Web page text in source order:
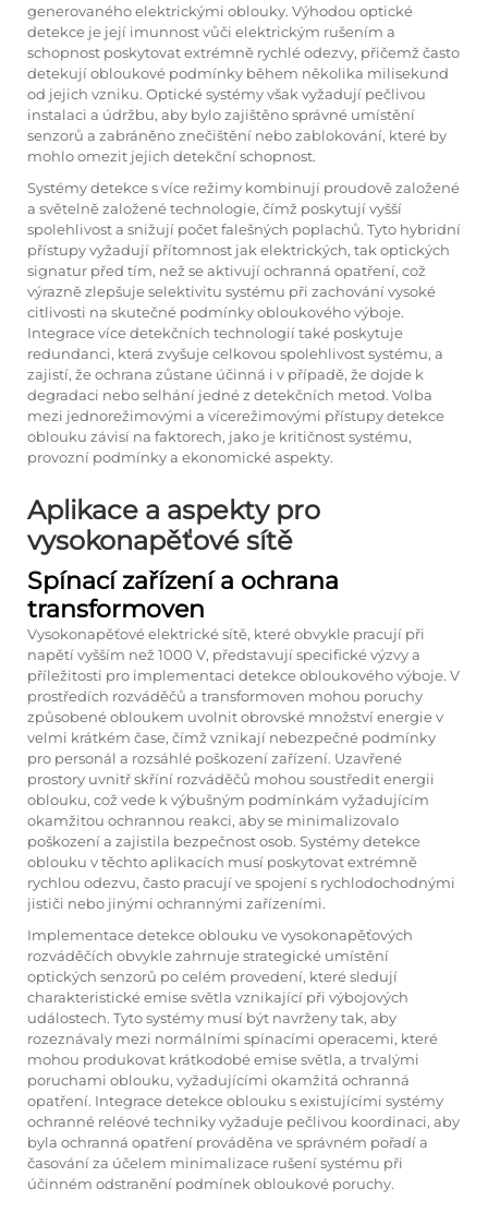
generovaného elektrickými oblouky. Výhodou optické
detekce je její imunnost vůči elektrickým rušením a
schopnost poskytovat extrémně rychlé odezvy, přičemž často
detekují obloukové podmínky během několika milisekund
od jejich vzniku. Optické systémy však vyžadují pečlivou
instalaci a údržbu, aby bylo zajištěno správné umístění
senzorů a zabráněno znečištění nebo zablokování, které by
mohlo omezit jejich detekční schopnost.
Systémy detekce s více režimy kombinují proudově založené
a světelně založené technologie, čímž poskytují vyšší
spolehlivost a snižují počet falešných poplachů. Tyto hybridní
přístupy vyžadují přítomnost jak elektrických, tak optických
signatur před tím, než se aktivují ochranná opatření, což
výrazně zlepšuje selektivitu systému při zachování vysoké
citlivosti na skutečné podmínky obloukového výboje.
Integrace více detekčních technologií také poskytuje
redundanci, která zvyšuje celkovou spolehlivost systému, a
zajistí, že ochrana zůstane účinná i v případě, že dojde k
degradaci nebo selhání jedné z detekčních metod. Volba
mezi jednorežimovými a vícerežimovými přístupy detekce
oblouku závisí na faktorech, jako je kritičnost systému,
provozní podmínky a ekonomické aspekty.
Aplikace a aspekty pro
vysokonapěťové sítě
Spínací zařízení a ochrana
transformoven
Vysokonapěťové elektrické sítě, které obvykle pracují při
napětí vyšším než 1000 V, představují specifické výzvy a
příležitosti pro implementaci detekce obloukového výboje. V
prostředích rozváděčů a transformoven mohou poruchy
způsobené obloukem uvolnit obrovské množství energie v
velmi krátkém čase, čímž vznikají nebezpečné podmínky
pro personál a rozsáhlé poškození zařízení. Uzavřené
prostory uvnitř skříní rozváděčů mohou soustředit energii
oblouku, což vede k výbušným podmínkám vyžadujícím
okamžitou ochrannou reakci, aby se minimalizovalo
poškození a zajistila bezpečnost osob. Systémy detekce
oblouku v těchto aplikacích musí poskytovat extrémně
rychlou odezvu, často pracují ve spojení s rychlodochodnými
jističi nebo jinými ochrannými zařízeními.
Implementace detekce oblouku ve vysokonapěťových
rozváděčích obvykle zahrnuje strategické umístění
optických senzorů po celém provedení, které sledují
charakteristické emise světla vznikající při výbojových
událostech. Tyto systémy musí být navrženy tak, aby
rozeznávaly mezi normálními spínacími operacemi, které
mohou produkovat krátkodobé emise světla, a trvalými
poruchami oblouku, vyžadujícími okamžitá ochranná
opatření. Integrace detekce oblouku s existujícími systémy
ochranné reléové techniky vyžaduje pečlivou koordinaci, aby
byla ochranná opatření prováděna ve správném pořadí a
časování za účelem minimalizace rušení systému při
účinném odstranění podmínek obloukové poruchy.